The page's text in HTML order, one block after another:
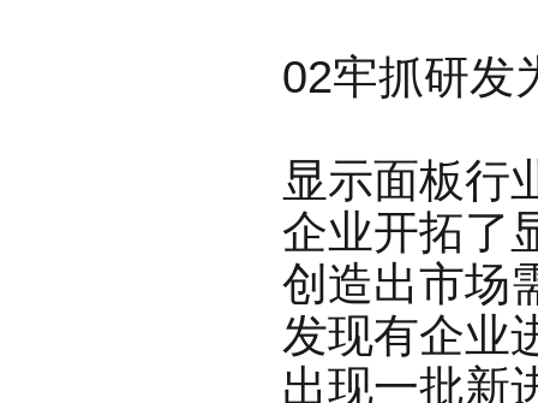
02牢抓研发
显示面板行
企业开拓了
创造出市场
发现有企业
出现一批新